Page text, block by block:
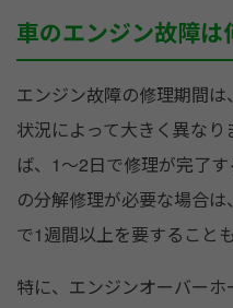
車のエンジン故障は
エンジン故障の修理期間
状況によって大きく異な
ば、1～2日で修理が完了
の分解修理が必要な場合
で1週間以上を要すること
特に、エンジンオーバー